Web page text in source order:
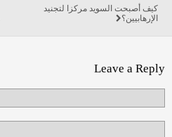
كيف أصبحت السويد مركزا لتجنيد
الإرهابيين؟
Leave a Reply